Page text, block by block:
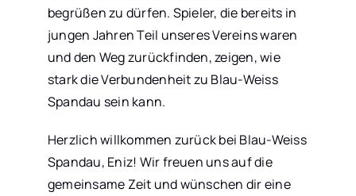
begrüßen zu dürfen. Spieler, die bereits in
jungen Jahren Teil unseres Vereins waren
und den Weg zurückfinden, zeigen, wie
stark die Verbundenheit zu Blau-Weiss
Spandau sein kann.
Herzlich willkommen zurück bei Blau-Weiss
Spandau, Eniz! Wir freuen uns auf die
gemeinsame Zeit und wünschen dir eine